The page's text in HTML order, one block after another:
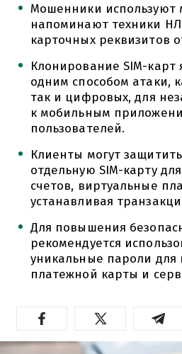
Мошенники используют
напоминают техники
карточных реквизитов
Клонирование SIM-карт
одним способом атаки,
так и цифровых, для
к мобильным
пользователей.
Клиенты могут
отдельную SIM-карту
счетов, виртуальные
устанавливая
Для повышения
рекомендуется
уникальные пароли для
платежной карты и